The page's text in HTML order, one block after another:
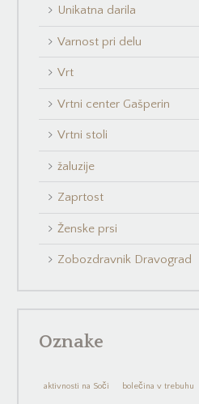
Unikatna darila
Varnost pri delu
Vrt
Vrtni center Gašperin
Vrtni stoli
žaluzije
Zaprtost
Ženske prsi
Zobozdravnik Dravograd
Oznake
aktivnosti na Soči bolečina v trebuhu